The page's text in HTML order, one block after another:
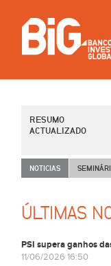
RESUMO
ACTUALIZADO
NOTICIAS
ÚLTIMAS
PSI supera ganhos
11/06/2026 16:50